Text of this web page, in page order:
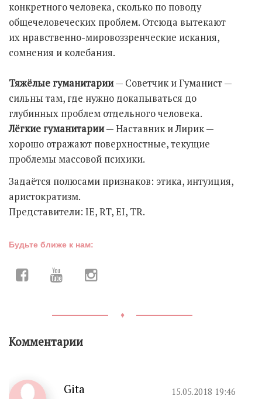
конкретного человека, сколько по поводу
общечеловеческих проблем. Отсюда вытекают
их нравственно-мировоззренческие искания,
сомнения и колебания.
Тяжёлые гуманитарии— Советчик и Гуманист —
сильны там, где нужно докапываться до
глубинных проблем отдельного человека.
Лёгкие гуманитарии— Наставник и Лирик —
хорошо отражают поверхностные, текущие
проблемы массовой психики.
Задаётся полюсами признаков: этика, интуиция,
аристократизм.
Представители: IE, RT, EI, TR.
Будьте ближе к нам:
♦
Комментарии
Gita 15.05.2018 19:46